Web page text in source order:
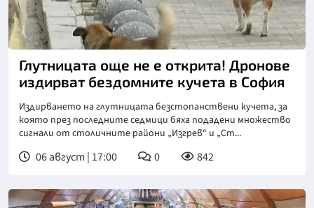
Глутницата още не е открита! Дронове
издирват бездомните кучета в София
Издирването на глутницата безстопанствени кучета, за
която през последните седмици бяха подадени множество
сигнали от столичните райони „Изгрев“ и „Ст...
06 август | 17:00 0 842